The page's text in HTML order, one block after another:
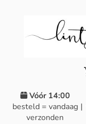
Vóór 14:00
besteld = vandaag
verzonden
|